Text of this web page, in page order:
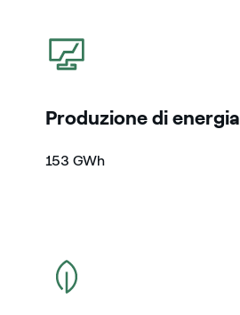
icona
Produzione di energia
153 GWh
icona